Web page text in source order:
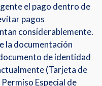
el pago dentro de
pagos
considerablemente.
la documentación
de identidad
(Tarjeta de
Especial de